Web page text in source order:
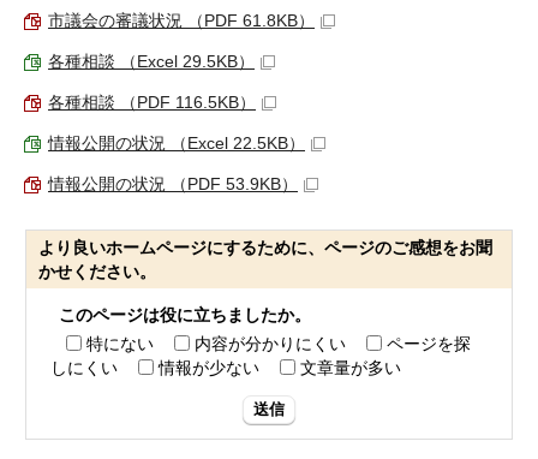
市議会の審議状況 （PDF 61.8KB）
各種相談 （Excel 29.5KB）
各種相談 （PDF 116.5KB）
情報公開の状況 （Excel 22.5KB）
情報公開の状況 （PDF 53.9KB）
より良いホームページにするために、ページのご感想をお聞
かせください。
このページは役に立ちましたか。
特にない
内容が分かりにくい
ページを探
しにくい
情報が少ない 文章量が多い
送信